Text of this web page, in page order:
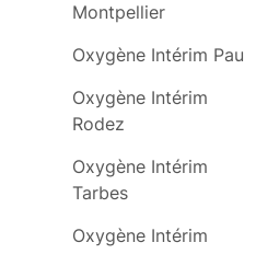
Montpellier
Oxygène Intérim Pau
Oxygène Intérim
Rodez
Oxygène Intérim
Tarbes
Oxygène Intérim